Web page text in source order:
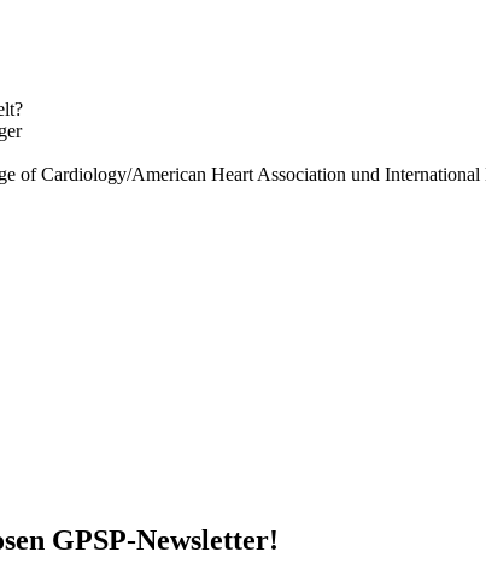
of Cardiology/American Heart Association und International
GPSP-Newsletter!